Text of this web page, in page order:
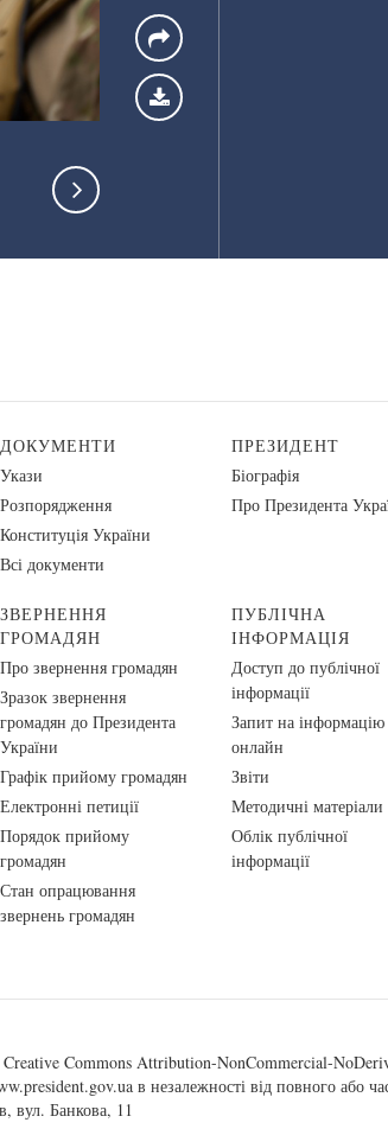
ДОКУМЕНТИ
Укази
Розпорядження
Конституція України
Всі документи
ПРЕЗИДЕНТ
Біографія
Про Президента
ЗВЕРНЕННЯ
ГРОМАДЯН
Про звернення громадян
Зразок звернення
громадян до Президента
України
Графік прийому громадян
Електронні петиції
Порядок прийому
громадян
Стан опрацювання
звернень громадян
ПУБЛІЧНА
ІНФОРМАЦІЯ
Доступ до публічної
інформації
Запит на інформацію
онлайн
Звіти
Методичні матеріали
Облік публічної
інформації
Creative Commons Attribution-NonCommercial-
в незалежності від повного або
вул. Банкова, 11